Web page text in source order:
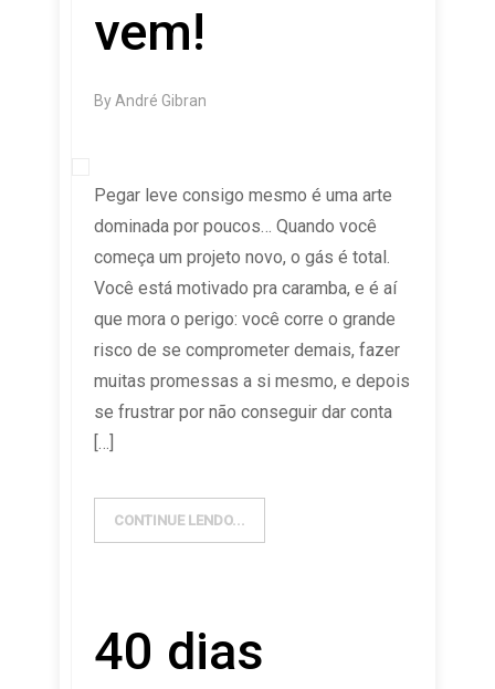
vem!
By André Gibran
Pegar leve consigo mesmo é uma arte
dominada por poucos… Quando você
começa um projeto novo, o gás é total.
Você está motivado pra caramba, e é aí
que mora o perigo: você corre o grande
risco de se comprometer demais, fazer
muitas promessas a si mesmo, e depois
se frustrar por não conseguir dar conta
[…]
CONTINUE LENDO...
40 dias